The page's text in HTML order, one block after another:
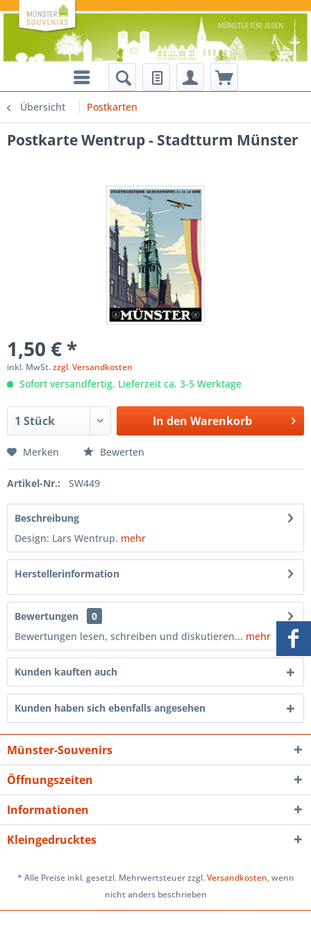
Übersicht Postkarten
Postkarte Wentrup - Stadtturm Münster
1,50 € *
inkl. MwSt.zzgl. Versandkosten
Sofort versandfertig, Lieferzeit ca. 3-5 Werktage
In den Warenkorb
Merken Bewerten
Artikel-Nr.: SW449
Beschreibung
Design: Lars Wentrup. mehr
Herstellerinformation
Bewertungen
0
Bewertungen lesen, schreiben und diskutieren... mehr
Kunden kauften auch
Kunden haben sich ebenfalls angesehen
Münster-Souvenirs
Öffnungszeiten
Informationen
Kleingedrucktes
* Alle Preise inkl. gesetzl. Mehrwertsteuer zzgl.Versandkosten, wenn
nicht anders beschrieben